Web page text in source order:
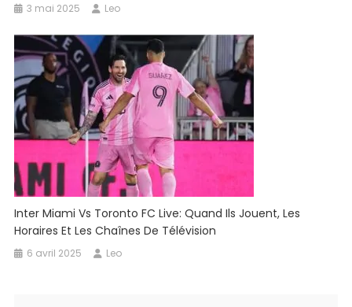
3 mai 2025 Leo
Inter Miami Vs Toronto FC Live: Quand Ils Jouent, Les
Horaires Et Les Chaînes De Télévision
6 avril 2025 Leo